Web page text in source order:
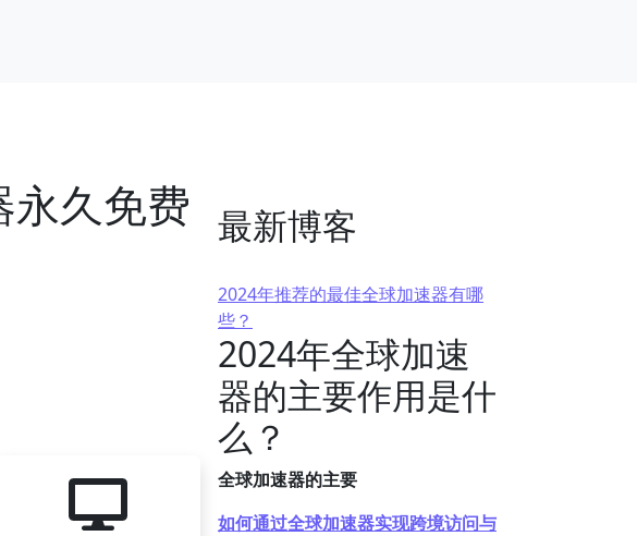
久免费 最新博客
2024年推荐的最佳全球加速器有哪
些？
2024年全球加速
器的主要作用是什
么？
全球加速器的主要
如何通过全球加速器实现跨境访问与